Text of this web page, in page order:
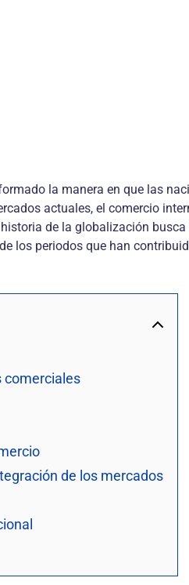
la manera en que las
actuales, el comercio
de la globalización
los periodos que han
comerciales
de los mercados